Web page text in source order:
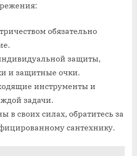
обязательно
защиты,
и защитные очки.
инструменты и
задачи.
в своих силах, обратитесь за
сантехнику.